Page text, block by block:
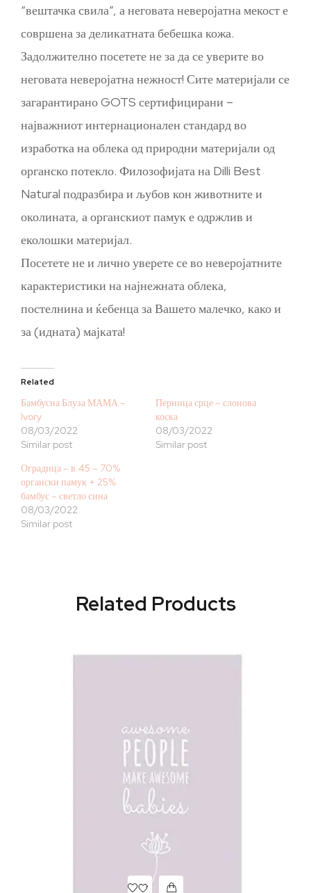
“вештачка свила”, а неговата неверојатна мекост е
совршена за деликатната бебешка кожа.
Задолжително посетете не за да се уверите во
неговата неверојатна нежност! Сите материјали се
загарантирано GOTS сертифицирани –
најважниот интернационален стандард во
изработка на облека од природни материјали од
органско потекло. Филозофијата на Dilli Best
Natural подразбира и љубов кон животните и
околината, а органскиот памук е одржлив и
еколошки материјал.
Посетете не и лично уверете се во неверојатните
карактеристики на најнежната облека,
постелнина и ќебенца за Вашето малечко, како и
за (идната) мајката!
Related
Бамбусна Блуза МАМА –
Ivory
08/03/2022
Similar post
Перница срце – слонова
коска
08/03/2022
Similar post
Оградица – в.45 – 70%
органски памук + 25%
бамбус – светло сина
08/03/2022
Similar post
Related Products